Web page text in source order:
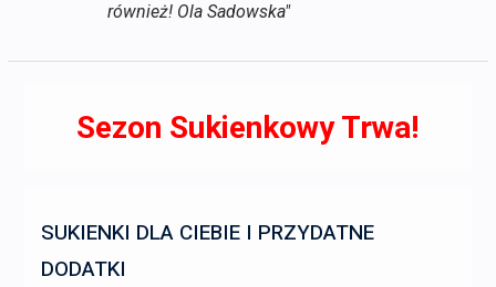
również! Ola Sadowska"
Sezon Sukienkowy Trwa!
SUKIENKI DLA CIEBIE I PRZYDATNE
DODATKI